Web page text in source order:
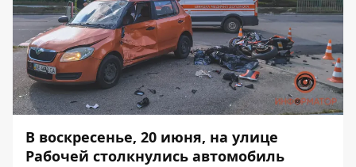
В воскресенье, 20 июня, на улице
Рабочей столкнулись автомобиль